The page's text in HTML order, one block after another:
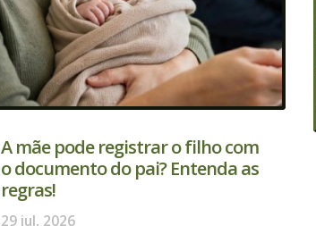
A mãe pode registrar o filho com
o documento do pai? Entenda as
regras!
29 jul, 2026